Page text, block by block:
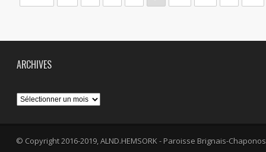
ARCHIVES
Archives
© Copyright 2016-2019, ALND.HEMSORK - Paroisse Brignais-